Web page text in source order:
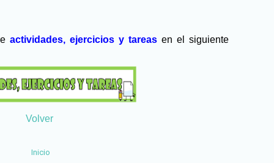
actividades, ejercicios y tareas en el siguiente
Volver
Inicio